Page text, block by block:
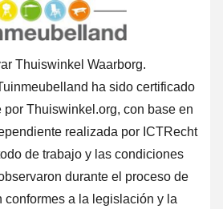
Thuiswinkel Waarborg.
ha sido certificado
Thuiswinkel.org, con base en
realizada por ICTRecht
de trabajo y las condiciones
durante el proceso de
conformes a la legislación y la